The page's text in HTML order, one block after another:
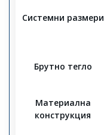
Системни размери
Брутно тегло
Материална
конструкция